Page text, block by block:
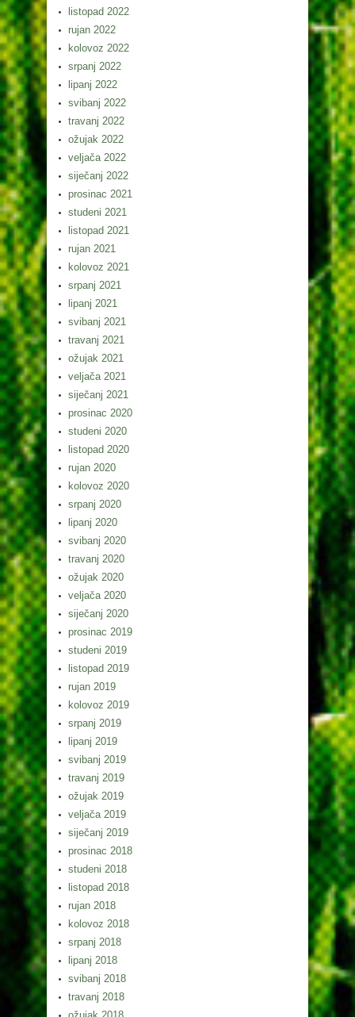
listopad 2022
rujan 2022
kolovoz 2022
srpanj 2022
lipanj 2022
svibanj 2022
travanj 2022
ožujak 2022
veljača 2022
siječanj 2022
prosinac 2021
studeni 2021
listopad 2021
rujan 2021
kolovoz 2021
srpanj 2021
lipanj 2021
svibanj 2021
travanj 2021
ožujak 2021
veljača 2021
siječanj 2021
prosinac 2020
studeni 2020
listopad 2020
rujan 2020
kolovoz 2020
srpanj 2020
lipanj 2020
svibanj 2020
travanj 2020
ožujak 2020
veljača 2020
siječanj 2020
prosinac 2019
studeni 2019
listopad 2019
rujan 2019
kolovoz 2019
srpanj 2019
lipanj 2019
svibanj 2019
travanj 2019
ožujak 2019
veljača 2019
siječanj 2019
prosinac 2018
studeni 2018
listopad 2018
rujan 2018
kolovoz 2018
srpanj 2018
lipanj 2018
svibanj 2018
travanj 2018